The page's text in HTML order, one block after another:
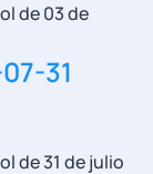
de 03 de
31
de 31 de julio